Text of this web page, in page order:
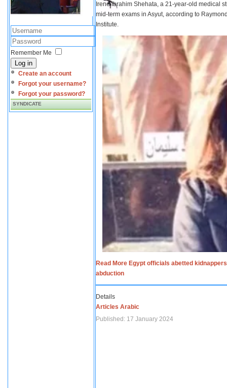
Remember Me
Log in
Create an account
Forgot your username?
Forgot your password?
SYNDICATE
Irene Ibrahim Shehata, a 21-year-old medical
mid-term exams in Asyut, according to
Institute.
Read More Egypt officials abetted
abduction
Details
Articles Arabic
Published: 17 January 2024